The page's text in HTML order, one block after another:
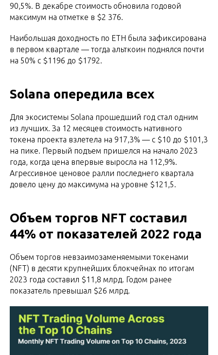
90,5%. В декабре стоимость обновила годовой
максимум на отметке в $2 376.
Наибольшая доходность по ETH была зафиксирована
в первом квартале — тогда альткоин поднялся почти
на 50% с $1196 до $1792.
Solana опередила всех
Для экосистемы Solana прошедший год стал одним
из лучших. За 12 месяцев стоимость нативного
токена проекта взлетела на 917,3% — с $10 до $101,3
на пике. Первый подъем пришелся на начало 2023
года, когда цена впервые выросла на 112,9%.
Агрессивное ценовое ралли последнего квартала
довело цену до максимума на уровне $121,5.
Объем торгов NFT составил
44% от показателей 2022 года
Объем торгов невзаимозаменяемыми токенами
(NFT) в десяти крупнейших блокчейнах по итогам
2023 года составил $11,8 млрд. Годом ранее
показатель превышал $26 млрд.